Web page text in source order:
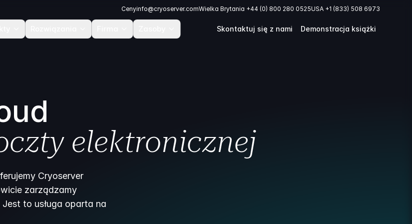
Cenyinfo@cryoserver.comWielka Brytania +44 (0) 800 280 0525USA +1 (833) 508 6973
Skontaktuj się z nami Demonstracja książki
elektronicznej
Cryoserver
zarządzamy
to usługa oparta na